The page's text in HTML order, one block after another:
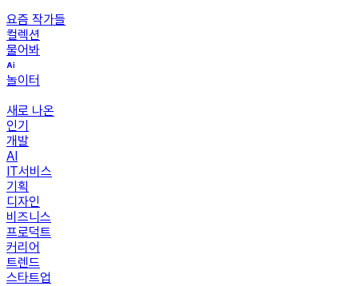
요즘 작가들
컬렉션
물어봐
놀이터
새로 나온
인기
개발
AI
IT서비스
기획
디자인
비즈니스
프로덕트
커리어
트렌드
스타트업